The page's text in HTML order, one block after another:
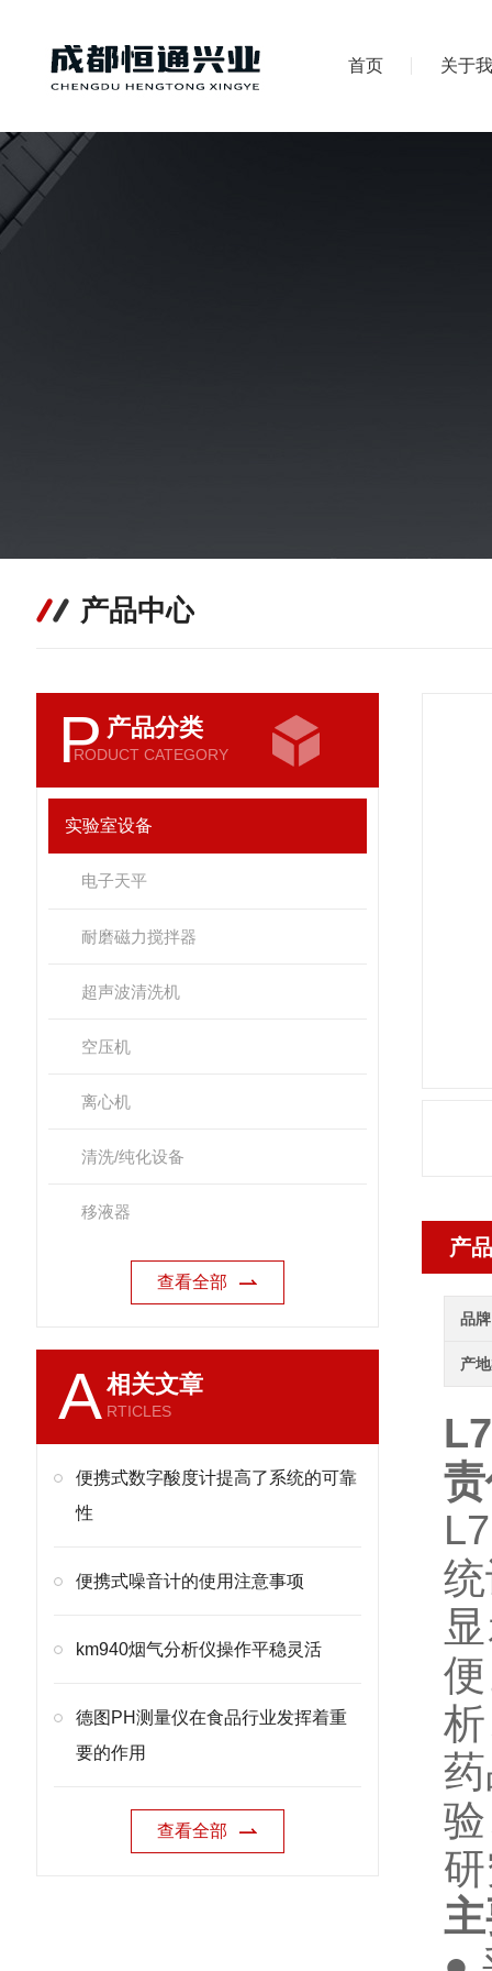
首页 关于
产品中心
P 产品分类
RODUCT CATEGORY
实验室设备
电子天平
耐磨磁力搅拌器
超声波清洗机
空压机
离心机
清洗/纯化设备
移液器
查看全部
A相关文章
RTICLES
便携式数字酸度计提高了系统的可靠
性
便携式噪音计的使用注意事项
km940烟气分析仪操作平稳灵活
德图PH测量仪在食品行业发挥着重
要的作用
查看全部
产
品牌
产